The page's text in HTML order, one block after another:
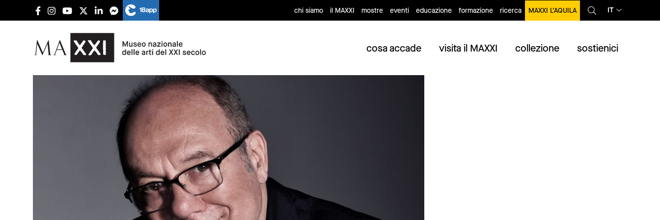
chi siamo il MAXXI mostre eventi educazione formazione ricerca MAXXI L’AQUILA IT
cosa accade visita il MAXXI collezione sostienici